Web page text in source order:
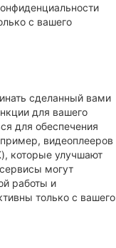
с вашего
сделанный вами
для вашего
для обеспечения
видеоплееров
которые улучшают
могут
работы и
только с вашего